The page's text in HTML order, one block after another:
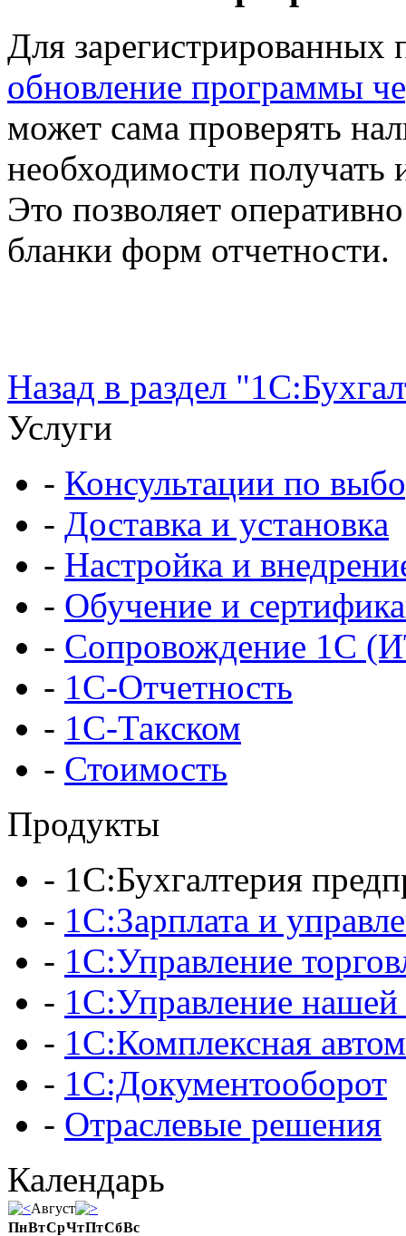
Для зарегистрированных
обновление программы
может сама проверять
необходимости получать
Это позволяет
бланки форм отчетности.
Назад в раздел
Услуги
- Консультации по
- Доставка и установка
- Настройка и
- Обучение и
- Сопровождение 1С
- 1С-Отчетность
- 1С-Такском
- Стоимость
Продукты
- 1С:Бухгалтерия
- 1С:Зарплата и
- 1С:Управление
- 1С:Управление
- 1С:Комплексная
- 1С:Документооборот
- Отраслевые решения
Календарь
Август
ПнВтСрЧтПтСбВс